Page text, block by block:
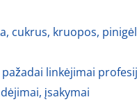
cukrus, kruopos,
pažadai linkėjimai
įsakymai